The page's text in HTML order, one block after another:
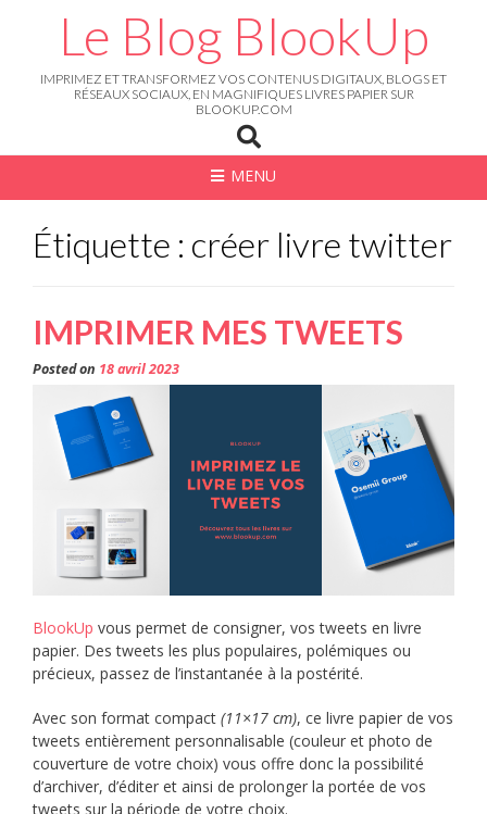
Le Blog BlookUp
IMPRIMEZ ET TRANSFORMEZ VOS CONTENUS DIGITAUX, BLOGS ET
RÉSEAUX SOCIAUX, EN MAGNIFIQUES LIVRES PAPIER SUR
BLOOKUP.COM
MENU
Étiquette : créer livre twitter
IMPRIMER MES TWEETS
Posted on 18 avril 2023
BlookUp vous permet de consigner, vos tweets en livre
papier. Des tweets les plus populaires, polémiques ou
précieux, passez de l’instantanée à la postérité.
Avec son format compact (11×17 cm), ce livre papier de vos
tweets entièrement personnalisable (couleur et photo de
couverture de votre choix) vous offre donc la possibilité
d’archiver, d’éditer et ainsi de prolonger la portée de vos
tweets sur la période de votre choix.